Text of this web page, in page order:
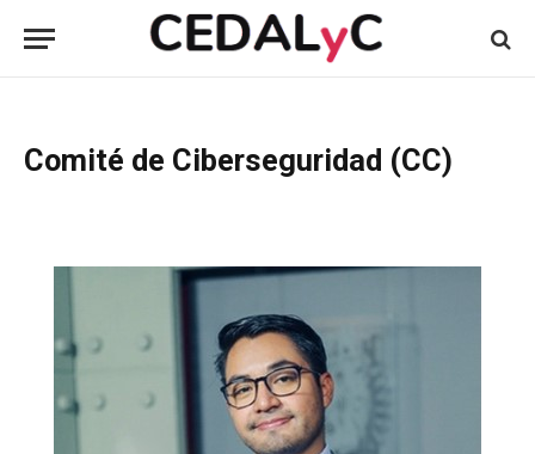
Comité de Ciberseguridad (CC)